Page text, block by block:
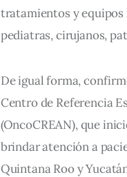
tratamientos y
pediatras, cirujanos,
De igual forma,
Centro de Referencia
(OncoCREAN), que
brindar atención a
Quintana Roo y